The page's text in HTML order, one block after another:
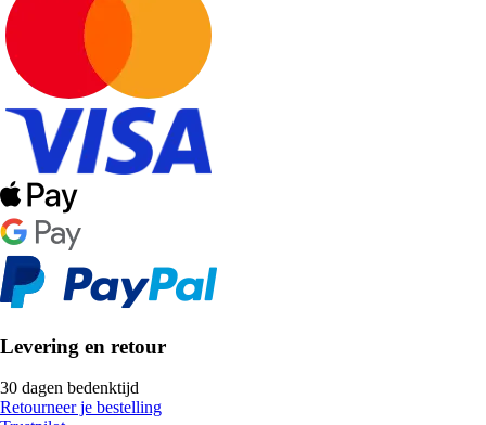
Levering en retour
30 dagen bedenktijd
Retourneer je bestelling